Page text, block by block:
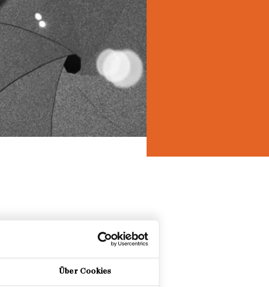
Über Cookies